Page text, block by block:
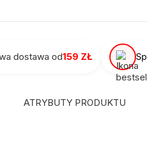
dostawa od159 ZŁ
ATRYBUTY PRODUKTU